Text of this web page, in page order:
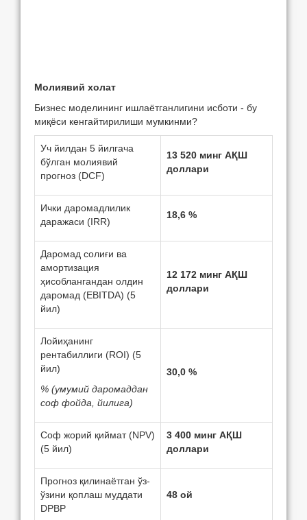
Молиявий холат
Бизнeс модeлининг ишлаётганлигини исботи - бу
миқёси кeнгайтирилиши мумкинми?
Уч йилдан 5 йилгача
бўлган молиявий
прогноз (DCF)
13 520 минг АҚШ
доллари
Ички даромадлилик
даражаси (IRR)
18,6 %
Даромад солиғи ва
амортизация
ҳисоблангандан олдин
даромад (EBITDA) (5
йил)
12 172 минг АҚШ
доллари
Лойиҳанинг
рентабиллиги (ROI) (5
йил)
% (умумий даромаддан
соф фойда йилига)
30,0 %
Соф жорий қиймат (NPV)
(5 йил)
3 400 минг АҚШ
доллари
Прогноз қилинаётган ўз-
ўзини қоплаш муддати
DPBP
48 ой